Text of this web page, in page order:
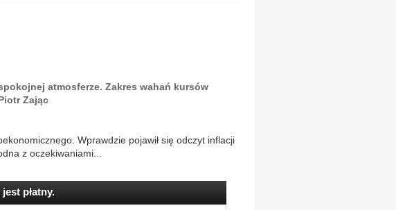
atmosferze. Zakres wahań kursów
Zając
Wprawdzie pojawił się odczyt inflacji
z oczekiwaniami...
płatny.